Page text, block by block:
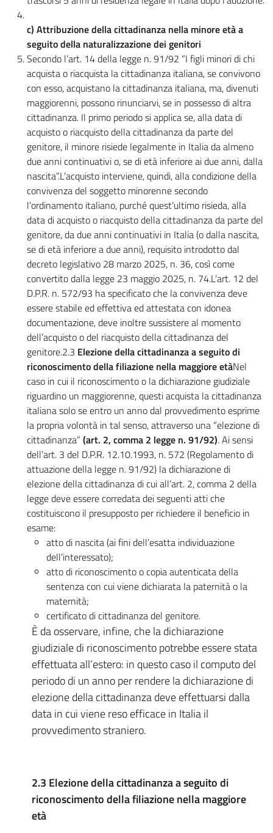
c) Attribuzione della cittadinanza nella minore età a
seguito della naturalizzazione dei genitori
Secondo l’art. 14 della legge n. 91/92 “I figli minori di chi
acquista o riacquista la cittadinanza italiana, se convivono
con esso, acquistano la cittadinanza italiana, ma, divenuti
maggiorenni, possono rinunciarvi, se in possesso di altra
cittadinanza. Il primo periodo si applica se, alla data di
acquisto o riacquisto della cittadinanza da parte del
genitore, il minore risiede legalmente in Italia da almeno
due anni continuativi o, se di età inferiore ai due anni, dalla
nascita”.L’acquisto interviene, quindi, alla condizione della
convivenza del soggetto minorenne secondo
l’ordinamento italiano, purché quest’ultimo risieda, alla
data di acquisto o riacquisto della cittadinanza da parte del
genitore, da due anni continuativi in Italia (o dalla nascita,
se di età inferiore a due anni), requisito introdotto dal
decreto legislativo 28 marzo 2025, n. 36, così come
convertito dalla legge 23 maggio 2025, n. 74.L’art. 12 del
D.P.R. n. 572/93 ha specificato che la convivenza deve
essere stabile ed effettiva ed attestata con idonea
documentazione, deve inoltre sussistere al momento
dell’acquisto o del riacquisto della cittadinanza del
genitore.2.3 Elezione della cittadinanza a seguito di
riconoscimento della filiazione nella maggiore etàNel
caso in cui il riconoscimento o la dichiarazione giudiziale
riguardino un maggiorenne, questi acquista la cittadinanza
italiana solo se entro un anno dal provvedimento esprime
la propria volontà in tal senso, attraverso una “elezione di
cittadinanza” (art. 2, comma 2 legge n. 91/92). Ai sensi
dell’art. 3 del D.P.R. 12.10.1993, n. 572 (Regolamento di
attuazione della legge n. 91/92) la dichiarazione di
elezione della cittadinanza di cui all’art. 2, comma 2 della
legge deve essere corredata dei seguenti atti che
costituiscono il presupposto per richiedere il beneficio in
esame:
atto di nascita (ai fini dell’esatta individuazione
dell’interessato);
atto di riconoscimento o copia autenticata della
sentenza con cui viene dichiarata la paternità o la
maternità;
certificato di cittadinanza del genitore.
È da osservare, infine, che la dichiarazione
giudiziale di riconoscimento potrebbe essere stata
effettuata all’estero: in questo caso il computo del
periodo di un anno per rendere la dichiarazione di
elezione della cittadinanza deve effettuarsi dalla
data in cui viene reso efficace in Italia il
provvedimento straniero.
2.3 Elezione della cittadinanza a seguito di
riconoscimento della filiazione nella maggiore
età